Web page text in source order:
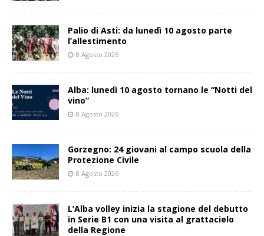
Palio di Asti: da lunedì 10 agosto parte
l’allestimento
8 Agosto 2026
Alba: lunedì 10 agosto tornano le “Notti del
vino”
8 Agosto 2026
Gorzegno: 24 giovani al campo scuola della
Protezione Civile
8 Agosto 2026
L’Alba volley inizia la stagione del debutto
in Serie B1 con una visita al grattacielo
della Regione